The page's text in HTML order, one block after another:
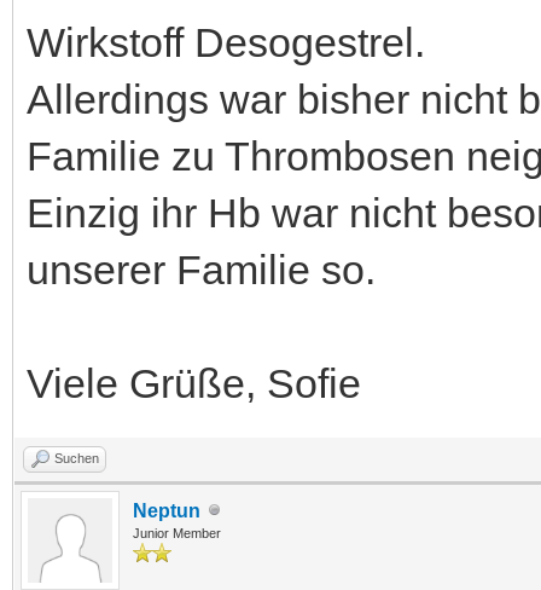
Wirkstoff Desogestrel.
Allerdings war bisher nicht
Familie zu Thrombosen
Einzig ihr Hb war nicht
unserer Familie so.
Viele Grüße, Sofie
Suchen
Neptun
Junior Member